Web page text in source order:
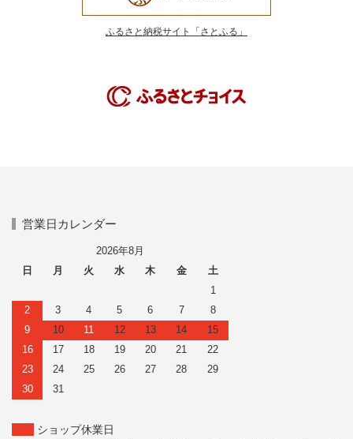
ふるさと納税サイト「さとふる」
営業日カレンダー
2026年8月
日
月 火 水 木 金
土
1
2
3 4 5 6 7
8
9
10 11 12 13 14
15
16
17 18 19 20 21
22
23
24 25 26 27 28
29
30
31
ショップ休業日